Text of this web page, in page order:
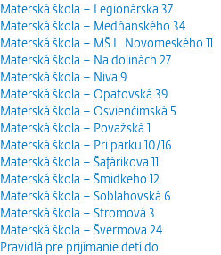
Materská škola – Legionárska 37
Materská škola – Medňanského 34
Materská škola – MŠ L. Novomeského 11
Materská škola – Na dolinách 27
Materská škola – Niva 9
Materská škola – Opatovská 39
Materská škola – Osvienčimská 5
Materská škola – Považská 1
Materská škola – Pri parku 10/16
Materská škola – Šafárikova 11
Materská škola – Šmidkeho 12
Materská škola – Soblahovská 6
Materská škola – Stromová 3
Materská škola – Švermova 24
Pravidlá pre prijímanie detí do